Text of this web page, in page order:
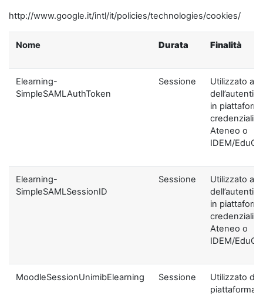
http://www.google.it/intl/it/policies/technologies/cookies/
Nome Durata Finalità
Elearning-
SimpleSAMLAuthToken
Sessione
Utilizzato ai
in
credenziali di
Ateneo o
IDEM/
Elearning-
SimpleSAMLSessionID
Sessione
Utilizzato ai
in
credenziali di
Ateneo o
IDEM/
MoodleSessionUnimibElearning Sessione
Utilizzato
piattaforma